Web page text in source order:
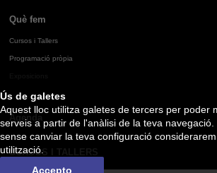
Ús de galetes
Aquest lloc utilitza galetes de tercers per poder
serveis a partir de l'anàlisi de la teva
sense canviar la teva configuració
utilització.
Accepto
Què fem
Cursos i Tallers
Programació pròpia
Agenda
CURSOS I TALLERS